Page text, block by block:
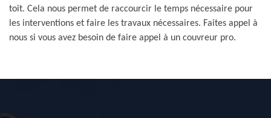
toit. Cela nous permet de raccourcir le temps nécessaire pour
les interventions et faire les travaux nécessaires. Faites appel à
nous si vous avez besoin de faire appel à un couvreur pro.